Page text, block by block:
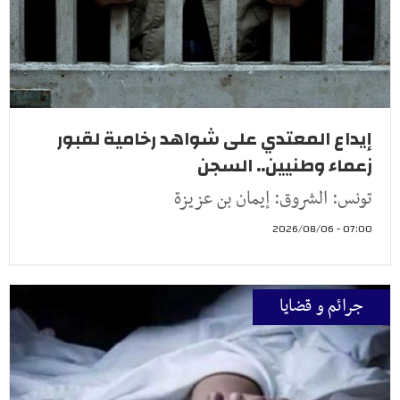
إيداع المعتدي على شواهد رخامية لقبور
زعماء وطنيين.. السجن
تونس: الشروق: إيمان بن عزيزة
07:00 - 2026/08/06
جرائم و قضايا